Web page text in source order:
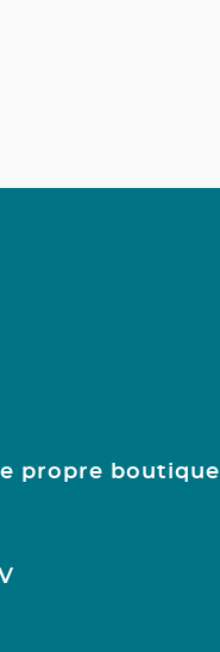
propre boutique